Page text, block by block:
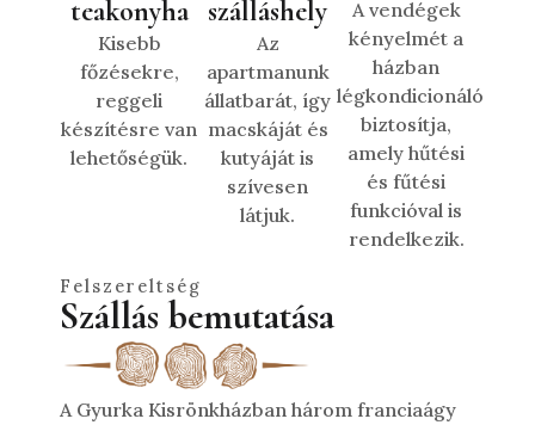
teakonyha
Kisebb
főzésekre,
reggeli
készítésre van
lehetőségük.
szálláshely
Az
apartmanunk
állatbarát, így
macskáját és
kutyáját is
szívesen
látjuk.
A vendégek
kényelmét a
házban
légkondicionáló
biztosítja,
amely hűtési
és fűtési
funkcióval is
rendelkezik.
Felszereltség
Szállás bemutatása
A Gyurka Kisrönkházban három franciaágy